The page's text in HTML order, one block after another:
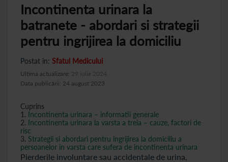
Incontinenta urinara la
batranete - abordari si strategii
pentru ingrijirea la domiciliu
Postat in: Sfatul Medicului
Data publicării: 24 august 2023
Ultima actualizare: 29 iulie 2024
Cuprins
1. Incontinenta urinara – informatii generale
2. Incontinenta urinara la varsta a treia – cauze, factori de
risc
3. Strategii si abordari pentru ingrijirea la domiciliu a
persoanelor in varsta care sufera de incontinenta urinara
Pierderile involuntare sau accidentale de urina,